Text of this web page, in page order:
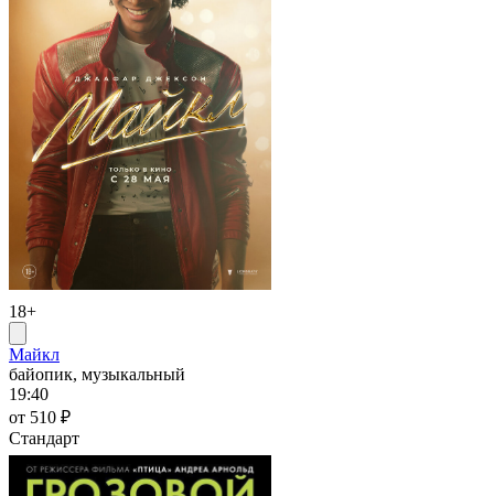
18+
Майкл
байопик, музыкальный
19:40
от 510 ₽
Стандарт